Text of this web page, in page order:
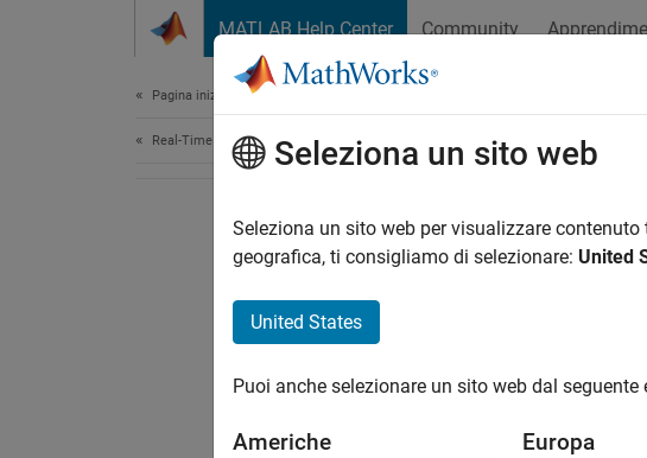
MATLAB Help Center Community
Pagina iniziale della documentazione
Real-Time Simulation and TestingSeleziona un sito web
Seleziona un sito web per visualizzare
geografica, ti consigliamo di selezionare: United
United States
Puoi anche selezionare un sito web dal seguente
Americhe Europa